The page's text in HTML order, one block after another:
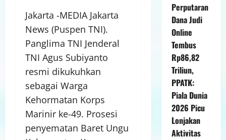
Jakarta -MEDIA Jakarta
News (Puspen TNI).
Panglima TNI Jenderal
TNI Agus Subiyanto
resmi dikukuhkan
sebagai Warga
Kehormatan Korps
Marinir ke-49. Prosesi
penyematan Baret Ungu
Perputaran
Dana Judi
Online
Tembus
Rp86,82
Triliun,
PPATK:
Piala Dunia
2026 Picu
Lonjakan
Aktivitas